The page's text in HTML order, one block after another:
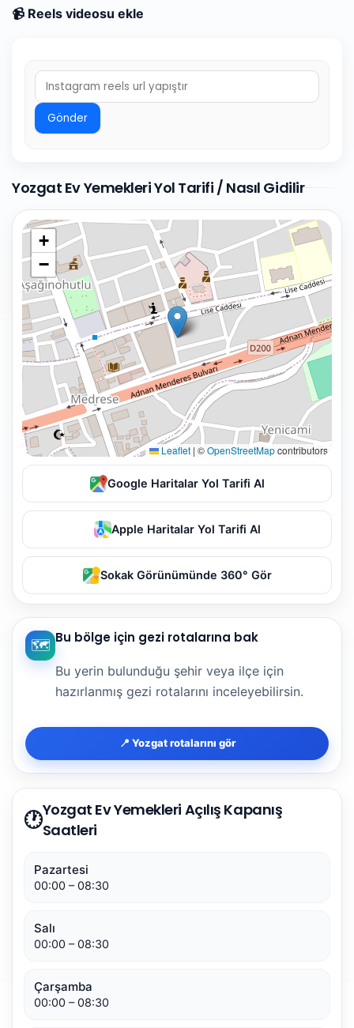
📹 Reels videosu ekle
Gönder
Yozgat Ev Yemekleri Yol Tarifi / Nasıl Gidilir
+
−
Leaflet | ©OpenStreetMapcontributors
Google Haritalar Yol Tarifi Al
Apple Haritalar Yol Tarifi Al
Sokak Görünümünde 360° Gör
🗺️ Bu bölge için gezi rotalarına bak
Bu yerin bulunduğu şehir veya ilçe için
hazırlanmış gezi rotalarını inceleyebilirsin.
📍 Yozgat rotalarını gör
🕐Yozgat Ev Yemekleri Açılış Kapanış
Saatleri
Pazartesi
00:00 – 08:30
Salı
00:00 – 08:30
Çarşamba
00:00 – 08:30